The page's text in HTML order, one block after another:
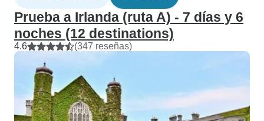
Prueba a Irlanda (ruta A) - 7 días y 6
noches (12 destinations)
4.6 (347 reseñas)